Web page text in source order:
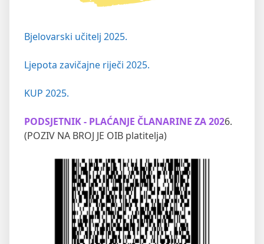
Bjelovarski učitelj 2025.
Ljepota zavičajne riječi 2025.
KUP 2025.
PODSJETNIK - PLAĆANJE ČLANARINE ZA 2026.
(POZIV NA BROJ JE OIB platitelja)